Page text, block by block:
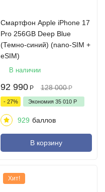
Cмартфон Apple iPhone 17
Pro 256GB Deep Blue
(Темно-синий) (nano-SIM +
eSIM)
В наличии
92 990 Р 128 000 Р
- 27% Экономия 35 010 Р
929 баллов
В корзину
Хит!